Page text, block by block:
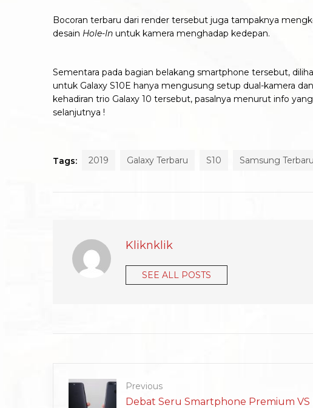
Bocoran terbaru dari render tersebut juga tampaknya
desain Hole-In untuk kamera menghadap kedepan.
Sementara pada bagian belakang smartphone tersebut,
untuk Galaxy S10E hanya mengusung setup dual-kamera
kehadiran trio Galaxy 10 tersebut, pasalnya menurut info
selanjutnya !
Tags: 2019 Galaxy Terbaru S10 Samsung Terbaru
Kliknklik
SEE ALL POSTS
Previous
Debat Seru Smartphone Premium VS